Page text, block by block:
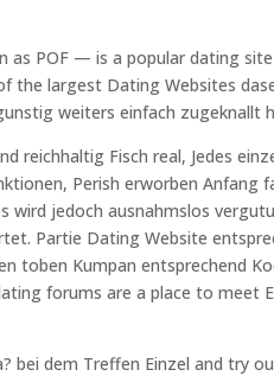
as POF — is a popular dating
the largest Dating Websites
weiters einfach zugeknallt
reichhaltig Fisch real, Jedes
Perish erworben Anfang
wird jedoch ausnahmslos
Partie Dating Website
toben Kumpan entsprechend
forums are a place to meet
bei dem Treffen Einzel and try